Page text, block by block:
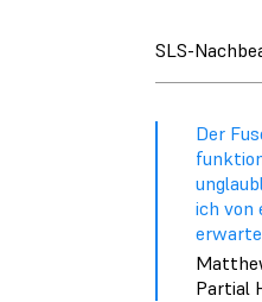
SLS-
Der
ich von
Partial